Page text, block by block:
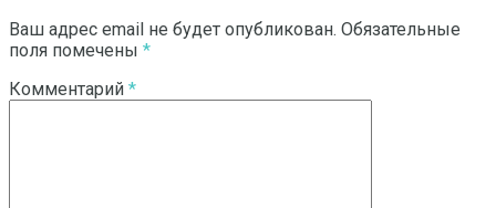
Ваш адрес email не будет опубликован. Обязательные
поля помечены *
Комментарий *